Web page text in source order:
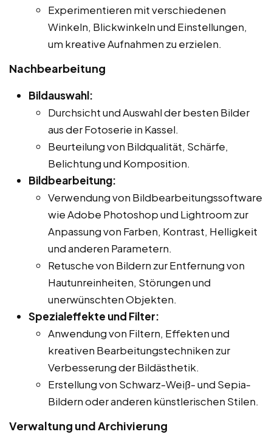
Experimentieren mit verschiedenen
Winkeln, Blickwinkeln und Einstellungen,
um kreative Aufnahmen zu erzielen.
Nachbearbeitung
Bildauswahl:
Durchsicht und Auswahl der besten Bilder
aus der Fotoserie in Kassel.
Beurteilung von Bildqualität, Schärfe,
Belichtung und Komposition.
Bildbearbeitung:
Verwendung von Bildbearbeitungssoftware
wie Adobe Photoshop und Lightroom zur
Anpassung von Farben, Kontrast, Helligkeit
und anderen Parametern.
Retusche von Bildern zur Entfernung von
Hautunreinheiten, Störungen und
unerwünschten Objekten.
Spezialeffekte und Filter:
Anwendung von Filtern, Effekten und
kreativen Bearbeitungstechniken zur
Verbesserung der Bildästhetik.
Erstellung von Schwarz-Weiß- und Sepia-
Bildern oder anderen künstlerischen Stilen.
Verwaltung und Archivierung